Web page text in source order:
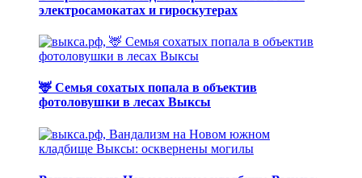
электросамокатах и гироскутерах
🦌 Семья сохатых попала в объектив
фотоловушки в лесах Выксы